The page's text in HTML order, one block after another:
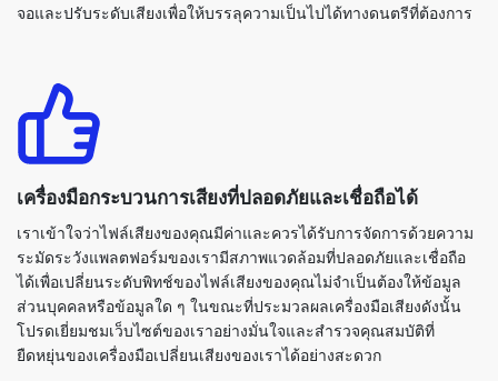
เครื่องมือกระบวนการเสียงที่ปลอดภัยและเชื่อถือได้
เราเข้าใจว่าไฟล์เสียงของคุณมีค่าและควรได้รับการจัดการด้วยความ
ระมัดระวังแพลตฟอร์มของเรามีสภาพแวดล้อมที่ปลอดภัยและเชื่อถือ
ได้เพื่อเปลี่ยนระดับพิทช์ของไฟล์เสียงของคุณไม่จำเป็นต้องให้ข้อมูล
ส่วนบุคคลหรือข้อมูลใด ๆ ในขณะที่ประมวลผลเครื่องมือเสียงดังนั้น
โปรดเยี่ยมชมเว็บไซต์ของเราอย่างมั่นใจและสำรวจคุณสมบัติที่
ยืดหยุ่นของเครื่องมือเปลี่ยนเสียงของเราได้อย่างสะดวก